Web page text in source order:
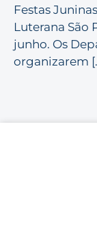
Festas
Luterana São
junho. Os
organizarem